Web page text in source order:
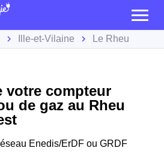
Ille-et-Vilaine Le Rheu